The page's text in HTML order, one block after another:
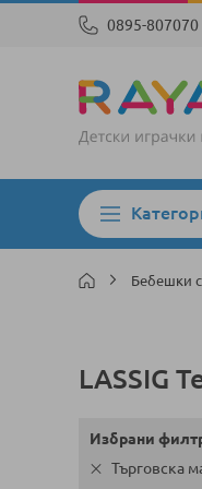
0895-807070
Бебешки
LASSIG
Избрани
Търговска